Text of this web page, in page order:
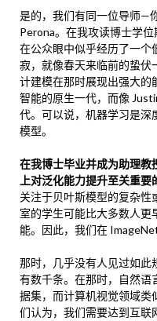
是的，我们有同一位导师—
Perona。在我攻读博士学
在公众眼中似乎经历了一个
寂，就像春天来临前的蛰伏
计建模在那时展现出强大的
智能的原生一代，而像
代。可以说，机器学习是深
模型。
在我博士毕业并成为助理教
上对泛化能力提升至关重
关注于贝叶斯模型的复杂
室的学生可能比大多数人
能。因此，我们在
那时，几乎没有人见过如此
有数千条。在那时，自然语
据集，而计算机视觉领域类
们认为，我们需要达到互联